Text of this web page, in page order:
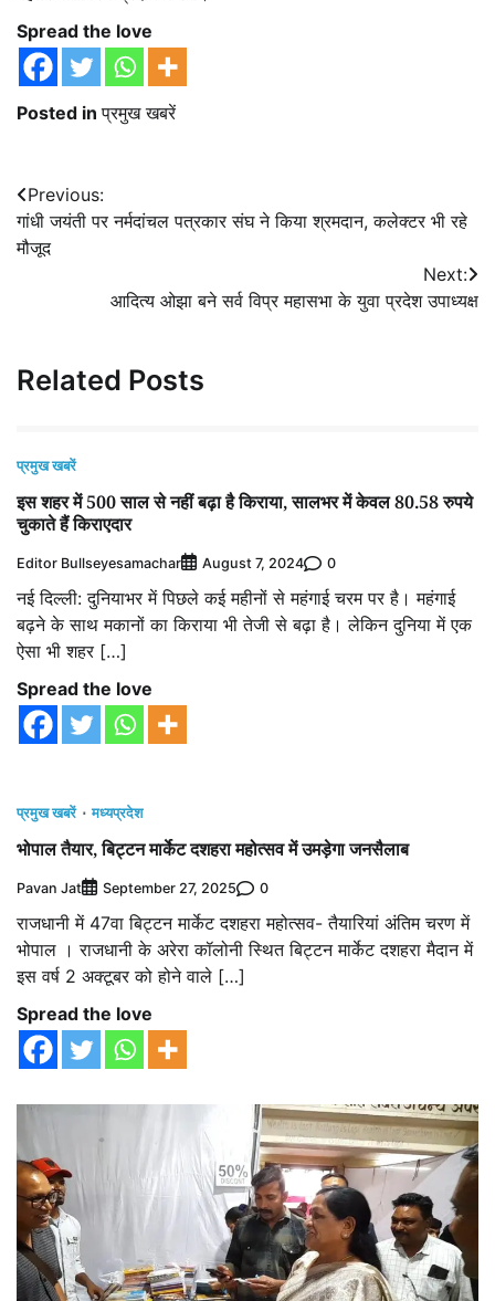
Spread the love
Posted inप्रमुख खबरें
Post
navigation
Previous:
गांधी जयंती पर नर्मदांचल पत्रकार संघ ने किया श्रमदान, कलेक्टर भी रहे
मौजूद
Next:
आदित्य ओझा बने सर्व विप्र महासभा के युवा प्रदेश उपाध्यक्ष
Related Posts
प्रमुख खबरें
इस शहर में 500 साल से नहीं बढ़ा है किराया, सालभर में केवल 80.58 रुपये
चुकाते हैं किराएदार
Editor Bullseyesamachar August 7, 2024 0
नई दिल्ली: दुनियाभर में पिछले कई महीनों से महंगाई चरम पर है। महंगाई
बढ़ने के साथ मकानों का किराया भी तेजी से बढ़ा है। लेकिन दुनिया में एक
ऐसा भी शहर […]
Spread the love
प्रमुख खबरें मध्यप्रदेश
भोपाल तैयार, बिट्टन मार्केट दशहरा महोत्सव में उमड़ेगा जनसैलाब
Pavan Jat September 27, 2025 0
राजधानी में 47वा बिट्टन मार्केट दशहरा महोत्सव- तैयारियां अंतिम चरण में
भोपाल । राजधानी के अरेरा कॉलोनी स्थित बिट्टन मार्केट दशहरा मैदान में
इस वर्ष 2 अक्टूबर को होने वाले […]
Spread the love